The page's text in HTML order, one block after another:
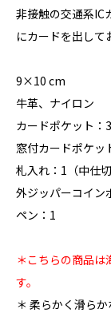
非接触の交通系IC
にカードを出して
9×10 cm
牛革、ナイロン
カードポケット：
窓付カードポケッ
札入れ：1（中仕切
外ジッパーコイン
ペン：1
＊こちらの商品は
す。
＊ 柔らかく滑ら